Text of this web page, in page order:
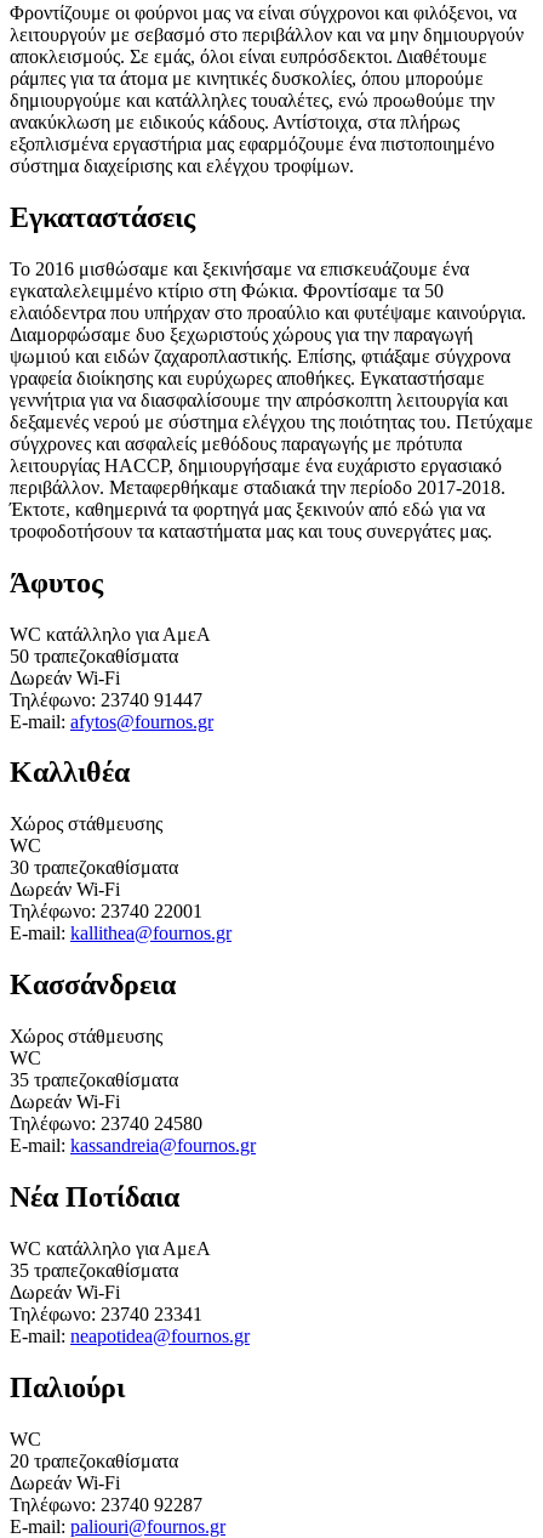
Φροντίζουμε οι φούρνοι μας να είναι σύγχρονοι και φιλόξενοι, να
λειτουργούν με σεβασμό στο περιβάλλον και να μην δημιουργούν
αποκλεισμούς. Σε εμάς, όλοι είναι ευπρόσδεκτοι. Διαθέτουμε
ράμπες για τα άτομα με κινητικές δυσκολίες, όπου μπορούμε
δημιουργούμε και κατάλληλες τουαλέτες, ενώ προωθούμε την
ανακύκλωση με ειδικούς κάδους. Αντίστοιχα, στα πλήρως
εξοπλισμένα εργαστήρια μας εφαρμόζουμε ένα πιστοποιημένο
σύστημα διαχείρισης και ελέγχου τροφίμων.
Εγκαταστάσεις
Το 2016 μισθώσαμε και ξεκινήσαμε να επισκευάζουμε ένα
εγκαταλελειμμένο κτίριο στη Φώκια. Φροντίσαμε τα 50
ελαιόδεντρα που υπήρχαν στο προαύλιο και φυτέψαμε καινούργια.
Διαμορφώσαμε δυο ξεχωριστούς χώρους για την παραγωγή
ψωμιού και ειδών ζαχαροπλαστικής. Επίσης, φτιάξαμε σύγχρονα
γραφεία διοίκησης και ευρύχωρες αποθήκες. Εγκαταστήσαμε
γεννήτρια για να διασφαλίσουμε την απρόσκοπτη λειτουργία και
δεξαμενές νερού με σύστημα ελέγχου της ποιότητας του. Πετύχαμε
σύγχρονες και ασφαλείς μεθόδους παραγωγής με πρότυπα
λειτουργίας HACCP, δημιουργήσαμε ένα ευχάριστο εργασιακό
περιβάλλον. Μεταφερθήκαμε σταδιακά την περίοδο 2017-2018.
Έκτοτε, καθημερινά τα φορτηγά μας ξεκινούν από εδώ για να
τροφοδοτήσουν τα καταστήματα μας και τους συνεργάτες μας.
Άφυτος
WC κατάλληλο για ΑμεΑ
50 τραπεζοκαθίσματα
Δωρεάν Wi-Fi
Τηλέφωνο: 23740 91447
E-mail: afytos@fournos.gr
Καλλιθέα
Χώρος στάθμευσης
WC
30 τραπεζοκαθίσματα
Δωρεάν Wi-Fi
Τηλέφωνο: 23740 22001
E-mail: kallithea@fournos.gr
Κασσάνδρεια
Χώρος στάθμευσης
WC
35 τραπεζοκαθίσματα
Δωρεάν Wi-Fi
Τηλέφωνο: 23740 24580
E-mail: kassandreia@fournos.gr
Νέα Ποτίδαια
WC κατάλληλo για ΑμεΑ
35 τραπεζοκαθίσματα
Δωρεάν Wi-Fi
Τηλέφωνο: 23740 23341
E-mail: neapotidea@fournos.gr
Παλιούρι
WC
20 τραπεζοκαθίσματα
Δωρεάν Wi-Fi
Τηλέφωνο: 23740 92287
E-mail: paliouri@fournos.gr